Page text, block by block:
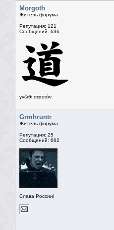
Morgoth
Житель форума
Репутация: 121
Сообщений: 636
γνῶθι σεαυτόν
Grmhruntr
Житель форума
Репутация: 25
Сообщений: 662
Слава России!